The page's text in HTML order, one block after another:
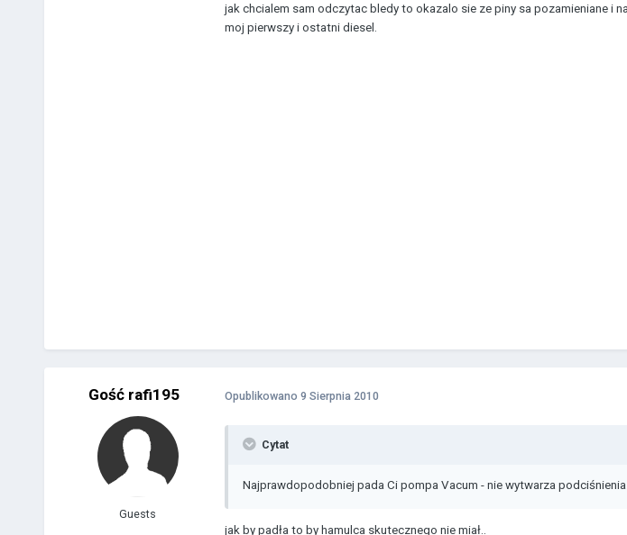
jak chcialem sam odczytac bledy to okazalo sie ze piny sa pozamieniane
moj pierwszy i ostatni diesel.
Gość rafi195
Guests
Opublikowano 9 Sierpnia 2010
Cytat
Najprawdopodobniej pada Ci pompa Vacum - nie wytwarza
jak by padła to by hamulca skutecznego nie miał..